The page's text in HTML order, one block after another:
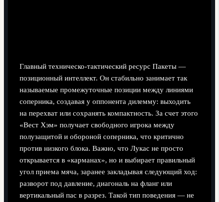
Главный техническо-тактический ресурс Пакеты —
позиционный интеллект. Он стабильно занимает так
называемые промежуточные позиции между линиями
соперника, создавая у оппонента дилемму: выходить
на перехват или сохранять компактность. За счет этого
«Вест Хэм» получает свободного игрока между
полузащитой и обороной соперника, что критично
против низкого блока. Важно, что Лукас не просто
открывается в «карманах», но и выбирает правильный
угол приема мяча, заранее закладывая следующий ход:
разворот под давление, диагональ на фланг или
вертикальный пас в разрез. Такой тип поведения — не